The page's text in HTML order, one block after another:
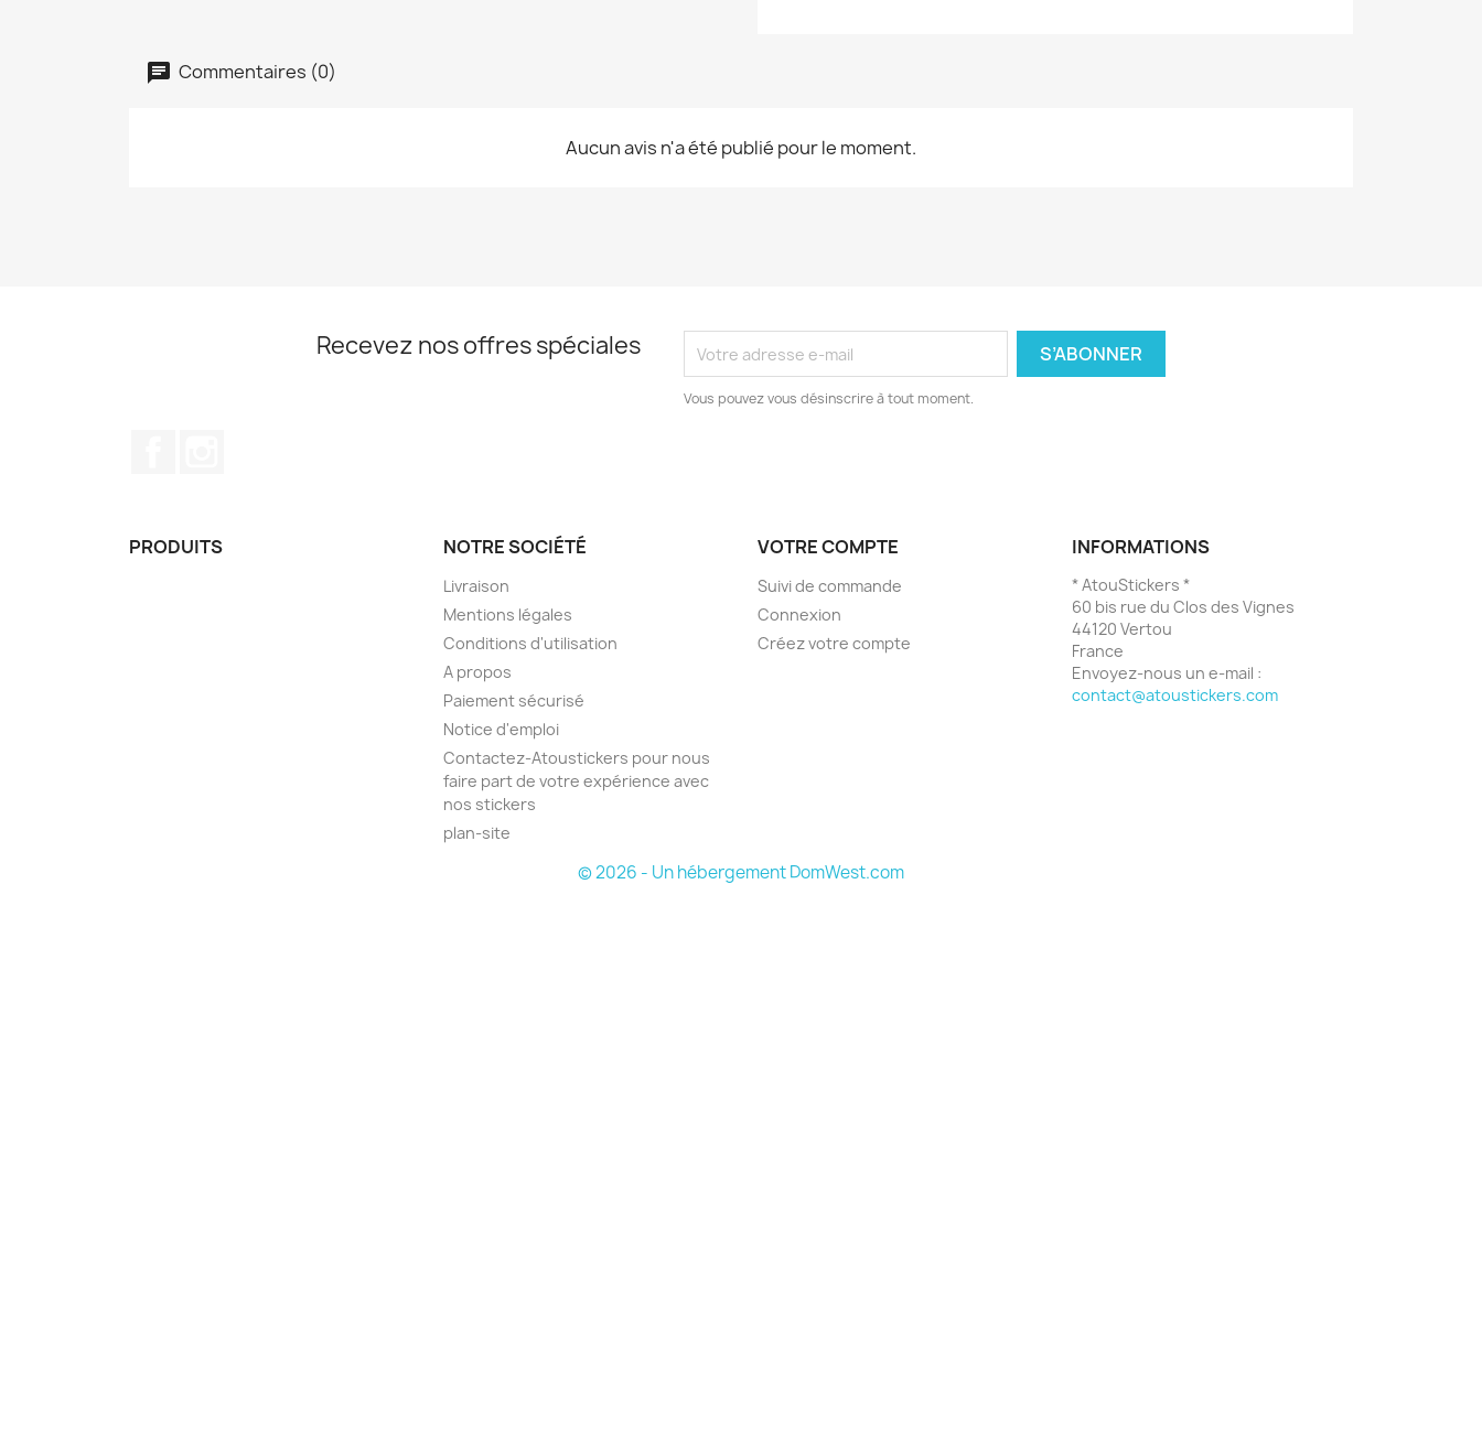
Commentaires (0)
Aucun avis n'a été publié pour le moment.
Recevez nos offres spéciales
Vous pouvez vous désinscrire à tout moment.
PRODUITS NOTRE SOCIÉTÉ
Livraison
Mentions légales
Conditions d'utilisation
A propos
Paiement sécurisé
Notice d'emploi
Contactez-Atoustickers pour nous
faire part de votre expérience avec
nos stickers
plan-site
VOTRE COMPTE
Suivi de commande
Connexion
Créez votre compte
INFORMATIONS
* AtouStickers *
60 bis rue du Clos des Vignes
44120 Vertou
France
Envoyez-nous un e-mail :
contact@atoustickers.com
© 2026 - Un hébergement DomWest.com